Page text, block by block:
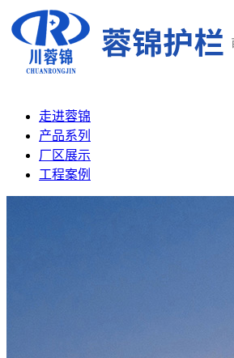
走进蓉锦
产品系列
厂区展示
工程案例